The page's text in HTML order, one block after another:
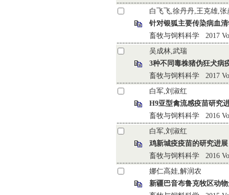
白飞飞,徐丹丹,王克雄,张
针对银狐主要传染病血
畜牧与饲料科学 2017
吴成林,武瑞
3种不同毒株猪伪狂犬病
畜牧与饲料科学 2017
白军,刘淑红
H9亚型禽流感疫苗研究
畜牧与饲料科学 2016
白军,刘淑红
鸡新城疫疫苗的研究进展
畜牧与饲料科学 2016
娜仁高娃,解润农
新疆巴音布鲁克牧区动